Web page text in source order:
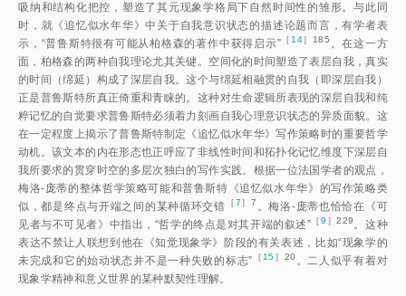
吸纳和结构化把控，塑造了其元现象学格局下自然时间性的雏形。与此同
时，就《追忆似水年华》中关于自我意识状态的描述论题而言，有学者表
示，“普鲁斯特很有可能从柏格森的著作中获得启示”［ 14］185 。在这一方
面，柏格森的两种自我理论尤其关键。空间化的时间塑造了表层自我，真实
的时间（绵延）构成了深层自我。这个与绵延相融贯的自我（即深层自我）
正是普鲁斯特所真正倚重和青睐的。这种对生命逻辑所表现的深层自我和纯
粹记忆的自觉要求普鲁斯特必须着力刻画自我心理意识状态的异质面貌。这
在一定程度上揭示了普鲁斯特制定《追忆似水年华》写作策略时的重要哲学
动机。该文本的内在形态也正呼应了非线性时间和拓扑化记忆维度下深层自
我所要求的贯穿时空的多层次独白的写作实践。根据一位法国学者的观点，
梅洛-庞蒂的整体哲学策略可能和普鲁斯特《追忆似水年华》的写作策略类
似，都是终点与开端之间的某种循环交错 ［7］7 。梅洛-庞蒂也恰恰在《可
见者与不可见者》中指出，“哲学的终点是对其开端的叙述” ［9 ］229。这种
表达不禁让人联想到他在《知觉现象学》阶段的有关表述，比如“现象学的
未完成和它的始动状态并不是一种失败的标志” ［ 15］20 。二人似乎有着对
现象学精神和意义世界的某种默契性理解。